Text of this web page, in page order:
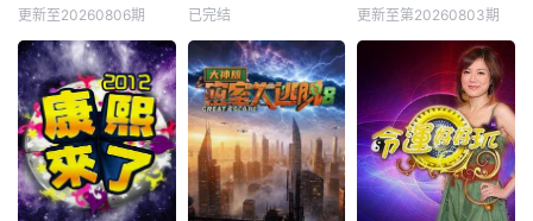
更新至20260806期 已完结 更新至第20260803期